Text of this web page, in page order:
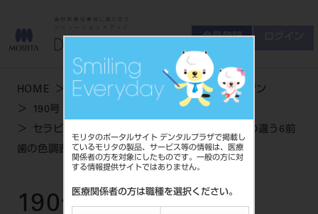
モリタのポータルサイト デンタルプラザで掲載し
ているモリタの製品、サービス等の情報は、医療
関係者の方を対象にしたものです。一般の方に対
する情報提供サイトではありません。
医療関係者の方は職種を選択ください。
会員登録
HOME 学術・お役立ち情報
デンタルマガジン
190号 AUTUMN
セラビアン®ZRの基本築盛を見直す～支台条件の違う6前
歯の色調表現～
190号 AUTUMN
お問い合わせ
商品について
セミナーについて
友の会について
ご開業について
会員登録 ログイン